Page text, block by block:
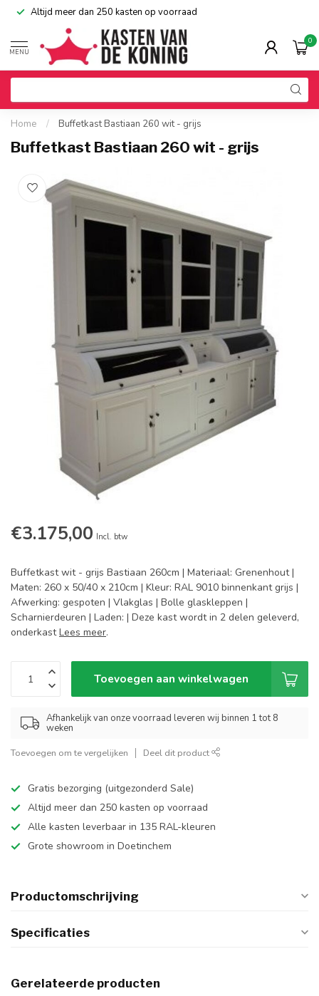
Altijd meer dan 250 kasten op voorraad
MENU
0
Home / Buffetkast Bastiaan 260 wit - grijs
Buffetkast Bastiaan 260 wit - grijs
€3.175,00 Incl. btw
Buffetkast wit - grijs Bastiaan 260cm | Materiaal: Grenenhout |
Maten: 260 x 50/40 x 210cm | Kleur: RAL 9010 binnenkant grijs |
Afwerking: gespoten | Vlakglas | Bolle glaskleppen |
Scharnierdeuren | Laden: | Deze kast wordt in 2 delen geleverd,
onderkastLees meer.
Toevoegen aan winkelwagen
Afhankelijk van onze voorraad leveren wij binnen 1 tot 8
weken
Toevoegen om te vergelijken Deel dit product
Gratis bezorging (uitgezonderd Sale)
Altijd meer dan 250 kasten op voorraad
Alle kasten leverbaar in 135 RAL-kleuren
Grote showroom in Doetinchem
Productomschrijving
Specificaties
Gerelateerde producten